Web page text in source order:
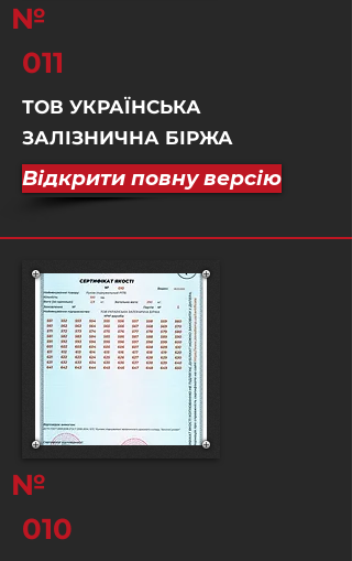
№
011
ТОВ УКРАЇНСЬКА
ЗАЛІЗНИЧНА БІРЖА
Відкрити повну версію
№
010